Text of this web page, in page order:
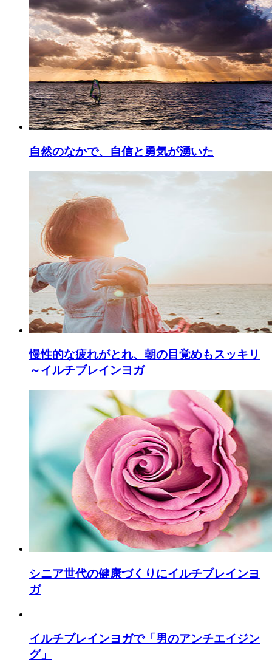
自然のなかで、自信と勇気が湧いた
慢性的な疲れがとれ、朝の目覚めもスッキリ
～イルチブレインヨガ
シニア世代の健康づくりにイルチブレインヨ
ガ
イルチブレインヨガで「男のアンチエイジン
グ」